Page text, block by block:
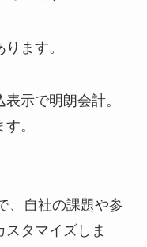
ます。
示で明朗会計。
。
、自社の課題や参
タマイズしま